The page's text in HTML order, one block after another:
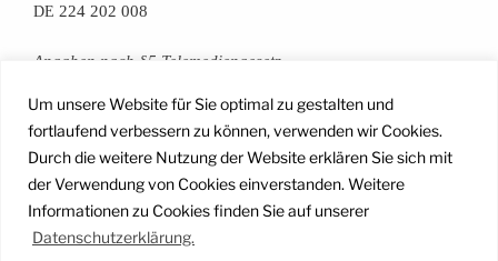
Um unsere Website für Sie optimal zu gestalten und
fortlaufend verbessern zu können, verwenden wir Cookies.
Durch die weitere Nutzung der Website erklären Sie sich mit
der Verwendung von Cookies einverstanden. Weitere
Informationen zu Cookies finden Sie auf unserer
Datenschutzerklärung.
DE 224 202 008
Anga­ben nach §5 Telemediengesetz
Daten­schutz­er­klä­rung
FacebookInstagramYouTubeMail